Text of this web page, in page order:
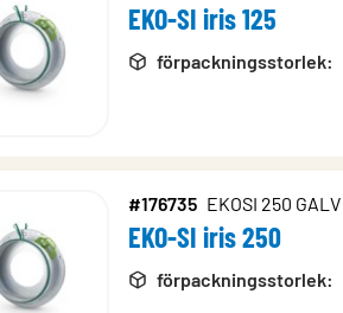
EKO-SI iris 125
förpackningsstorlek:
#176735 EKOSI 250 GALV
EKO-SI iris 250
förpackningsstorlek: